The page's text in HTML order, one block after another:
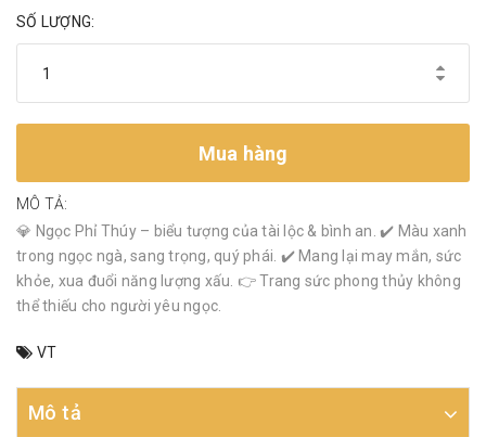
SỐ LƯỢNG:
Mua hàng
MÔ TẢ:
💎 Ngọc Phỉ Thúy – biểu tượng của tài lộc & bình an. ✔️ Màu xanh
trong ngọc ngà, sang trọng, quý phái. ✔️ Mang lại may mắn, sức
khỏe, xua đuổi năng lượng xấu. 👉 Trang sức phong thủy không
thể thiếu cho người yêu ngọc.
VT
Mô tả